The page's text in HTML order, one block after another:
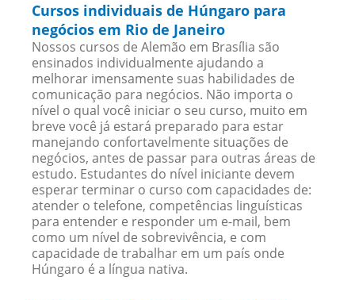
Cursos individuais de Húngaro para
negócios em Rio de Janeiro
Nossos cursos de Alemão em Brasília são
ensinados individualmente ajudando a
melhorar imensamente suas habilidades de
comunicação para negócios. Não importa o
nível o qual você iniciar o seu curso, muito em
breve você já estará preparado para estar
manejando confortavelmente situações de
negócios, antes de passar para outras áreas de
estudo. Estudantes do nível iniciante devem
esperar terminar o curso com capacidades de:
atender o telefone, competências linguísticas
para entender e responder um e-mail, bem
como um nível de sobrevivência, e com
capacidade de trabalhar em um país onde
Húngaro é a língua nativa.